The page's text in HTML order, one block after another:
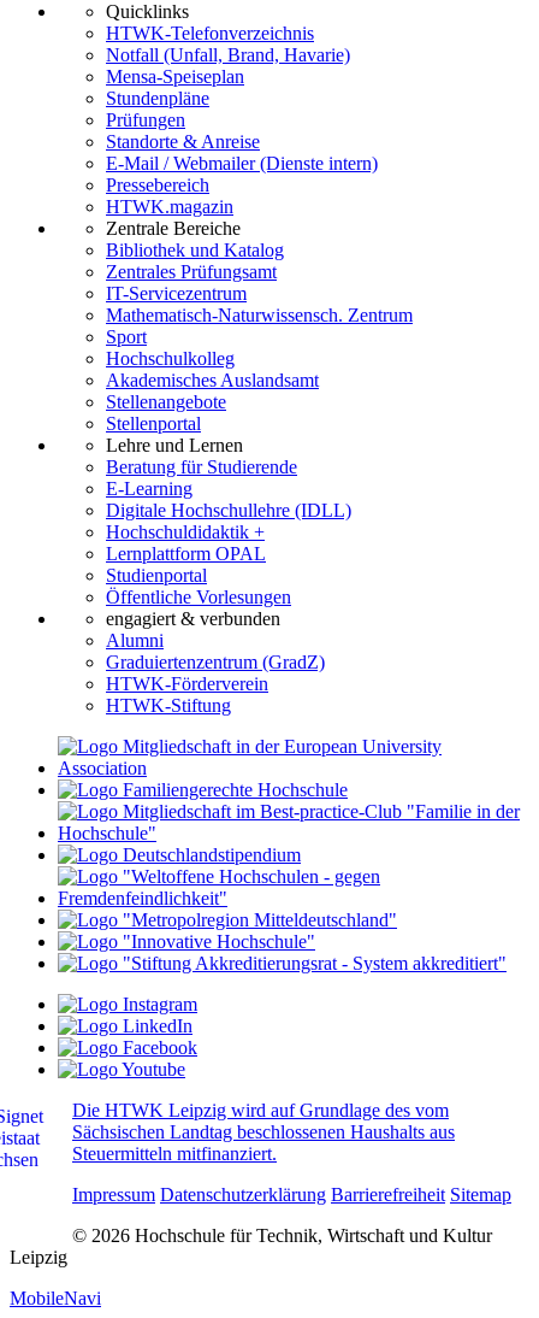
Quicklinks
HTWK-Telefonverzeichnis
Notfall (Unfall, Brand, Havarie)
Mensa-Speiseplan
Stundenpläne
Prüfungen
Standorte & Anreise
E-Mail / Webmailer (Dienste intern)
Pressebereich
HTWK.magazin
Zentrale Bereiche
Bibliothek und Katalog
Zentrales Prüfungsamt
IT-Servicezentrum
Mathematisch-Naturwissensch. Zentrum
Sport
Hochschulkolleg
Akademisches Auslandsamt
Stellenangebote
Stellenportal
Lehre und Lernen
Beratung für Studierende
E-Learning
Digitale Hochschullehre (IDLL)
Hochschuldidaktik +
Lernplattform OPAL
Studienportal
Öffentliche Vorlesungen
engagiert & verbunden
Alumni
Graduiertenzentrum (GradZ)
HTWK-Förderverein
HTWK-Stiftung
Die HTWK Leipzig wird auf Grundlage des vom
Sächsischen Landtag beschlossenen Haushalts aus
Steuermitteln mitfinanziert.
Impressum Datenschutzerklärung Barrierefreiheit Sitemap
© 2026 Hochschule für Technik, Wirtschaft und Kultur
Leipzig
MobileNavi